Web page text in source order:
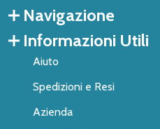
Navigazione
Informazioni Utili
Aiuto
Spedizioni e Resi
Azienda